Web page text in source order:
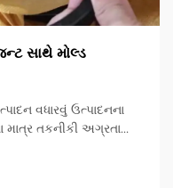
સાથે મોલ્ડ
વધારવું ઉત્પાદનના
માત્ર તકનીકી અગ્રતા
શકાય છે, ઓછામાં ઓછા.